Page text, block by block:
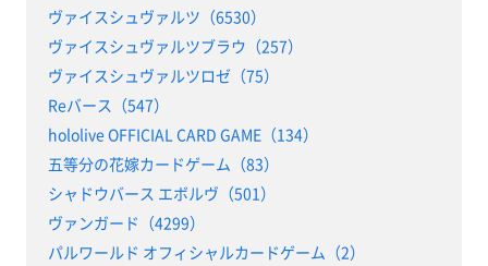
ヴァイスシュヴァルツ（6530）
ヴァイスシュヴァルツブラウ（257）
ヴァイスシュヴァルツロゼ（75）
Reバース（547）
hololive OFFICIAL CARD GAME（134）
五等分の花嫁カードゲーム（83）
シャドウバース エボルヴ（501）
ヴァンガード（4299）
パルワールド オフィシャルカードゲーム（2）